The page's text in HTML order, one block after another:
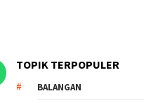
TOPIK TERPOPULER
BALANGAN